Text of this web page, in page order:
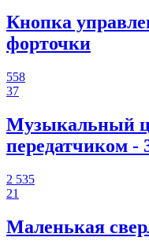
Кнопка
форточки
558
37
Музыкальный
передатчиком
2 535
21
Маленькая